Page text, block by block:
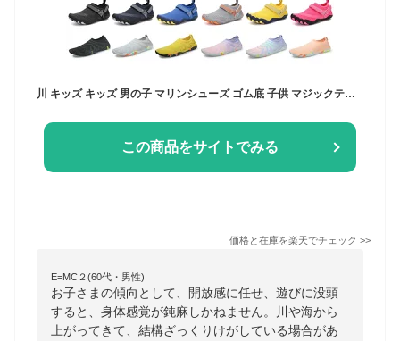
川 キッズ キッズ 男の子 マリンシューズ ゴム底 子供 マジックテープ ウォーターシューズ ビーチシューズ シューズ 水陸両用 ジュニア 靴 マリンスポーツ レディース メンズ 滑りにくい 海 つま先強化 岩場 釣り 水辺
この商品をサイトでみる
価格と在庫を楽天でチェック >>
E=MC２(60代・男性)
お子さまの傾向として、開放感に任せ、遊びに没頭
すると、身体感覚が鈍麻しかねません。川や海から
上がってきて、結構ざっくりけがしている場合があ